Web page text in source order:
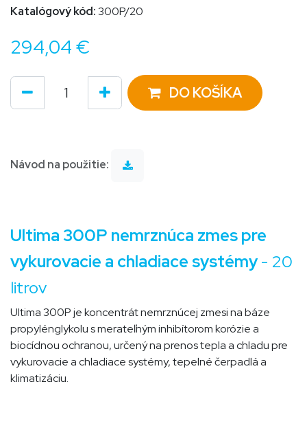
Katalógový kód:300P/20
294,04 €
DO KOŠÍKA
Návod na použitie:
Ultima 300P nemrznúca zmes pre
vykurovacie a chladiace systémy- 20
litrov
Ultima 300P je koncentrát nemrznúcej zmesi na báze
propylénglykolu s merateľným inhibítorom korózie a
biocídnou ochranou, určený na prenos tepla a chladu pre
vykurovacie a chladiace systémy, tepelné čerpadlá a
klimatizáciu.